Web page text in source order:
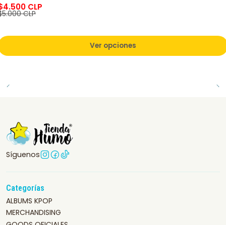
CLP
CLP
Ver opciones
Síguenos
Categorías
ALBUMS KPOP
MERCHANDISING